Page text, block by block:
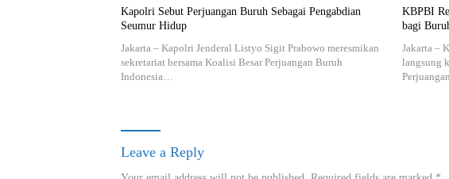
Kapolri Sebut Perjuangan Buruh Sebagai Pengabdian
Seumur Hidup
Jakarta – Kapolri Jenderal Listyo Sigit Prabowo meresmikan
sekretariat bersama Koalisi Besar Perjuangan Buruh
Indonesia…
KBPBI
bagi
Jakarta –
langsung
Leave a Reply